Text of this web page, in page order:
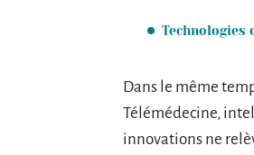
Technologies
Dans le même
Télémédecine,
innovations ne